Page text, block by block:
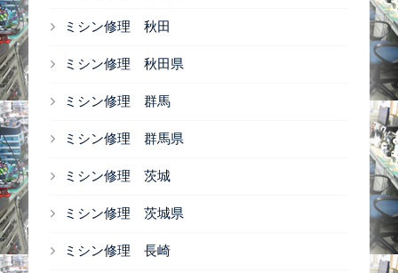
ミシン修理 秋田
ミシン修理 秋田県
ミシン修理 群馬
ミシン修理 群馬県
ミシン修理 茨城
ミシン修理 茨城県
ミシン修理 長崎